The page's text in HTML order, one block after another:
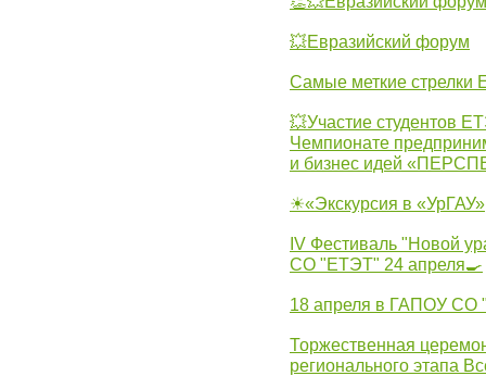
💥Евразийский форум
Самые меткие стрелки
💥Участие студентов
Чемпионате
и бизнес идей
☀«Экскурсия в «УрГАУ»
IV Фестиваль "Новой
СО "ЕТЭТ" 24 апреля🍳
18 апреля в ГАПОУ СО
Торжественная
регионального этапа